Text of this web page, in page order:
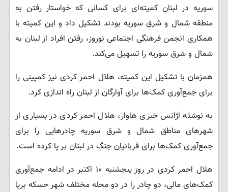
سوریه در لبنان کمیته‌ای برای کسانی که خواستار رفتن به
منطقه شمال و شرق سوریه بودند تشکیل داد و این کمیته با
همکاری انجمن فرهنگی اجتماعی نوروز، رفتن افراد از لبنان به
شمال و شرق سوریه را تسهیل می‌کند.
همزمان با تشکیل این کمیته، هلال احمر کردی نیز کمپینی را
برای جمع‌آوری کمک‌ها برای آوارگان از لبنان راه اندازی کرد.
به نوشته آژانس خبری هاوار، هلال احمر کردی در بسیاری از
شهرهای مناطق شمال و شرق سوریه چادرهایی را برای
جمع‌آوری کمک‌ها برای قربانیان جنگ در لبنان بر پا کرده است.
هلال احمر کردی در روز پنجشنبه ۱۰ اکتبر در ادامه جمع‌آوری
کمک‌های مالی، دو چادر را در دو محله مختلف شهر حسکه برپا